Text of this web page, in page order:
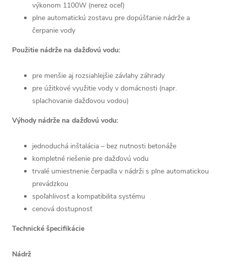
výkonom 1100W (nerez oceľ)
plne automatickú zostavu pre dopúšťanie nádrže a
čerpanie vody
Použitie nádrže na dažďovú vodu:
pre menšie aj rozsiahlejšie závlahy záhrady
pre úžitkové využitie vody v domácnosti (napr.
splachovanie dažďovou vodou)
Výhody nádrže na dažďovú vodu:
jednoduchá inštalácia – bez nutnosti betonáže
kompletné riešenie pre dažďovú vodu
trvalé umiestnenie čerpadla v nádrži s plne automatickou
prevádzkou
spoľahlivosť a kompatibilita systému
cenová dostupnosť
Technické špecifikácie
Nádrž